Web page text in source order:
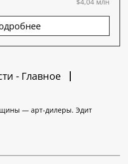
- Главное
— арт-дилеры. Эдит